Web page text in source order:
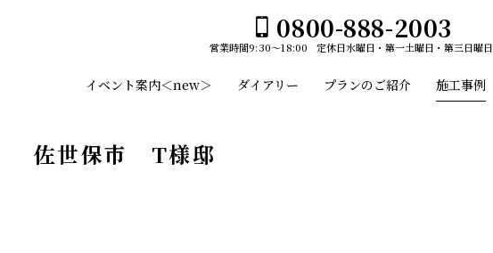
佐世保市 T様邸
イベント案内＜new＞
イベント案内＜new＞ ダイアリー プランのご紹介 施工事例
0800-888-2003
営業時間9:30～18:00 定休日水曜日・第一土曜日・第三日曜日